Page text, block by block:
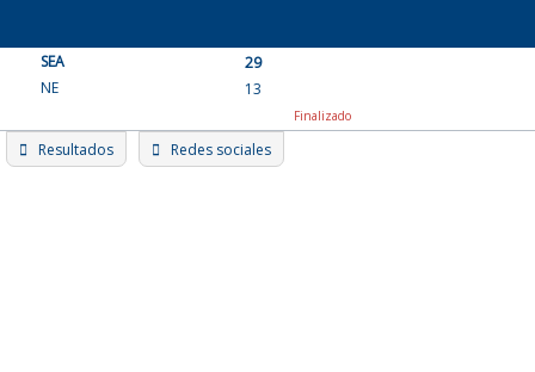
content
SEA
29
NE
13
Finalizado
Resultados Redes sociales